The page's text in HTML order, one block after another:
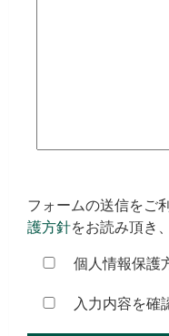
フォームの送信をご
護方針をお読み頂き
個人情報保護
入力内容を確